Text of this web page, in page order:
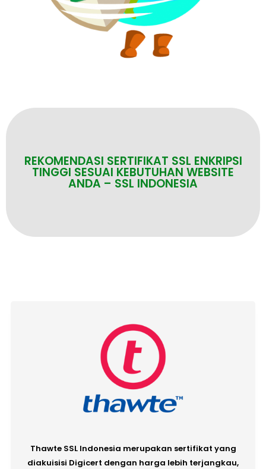
REKOMENDASI SERTIFIKAT SSL ENKRIPSI
TINGGI SESUAI KEBUTUHAN WEBSITE
ANDA – SSL INDONESIA
Thawte SSL Indonesia merupakan sertifikat yang
diakuisisi Digicert dengan harga lebih terjangkau,